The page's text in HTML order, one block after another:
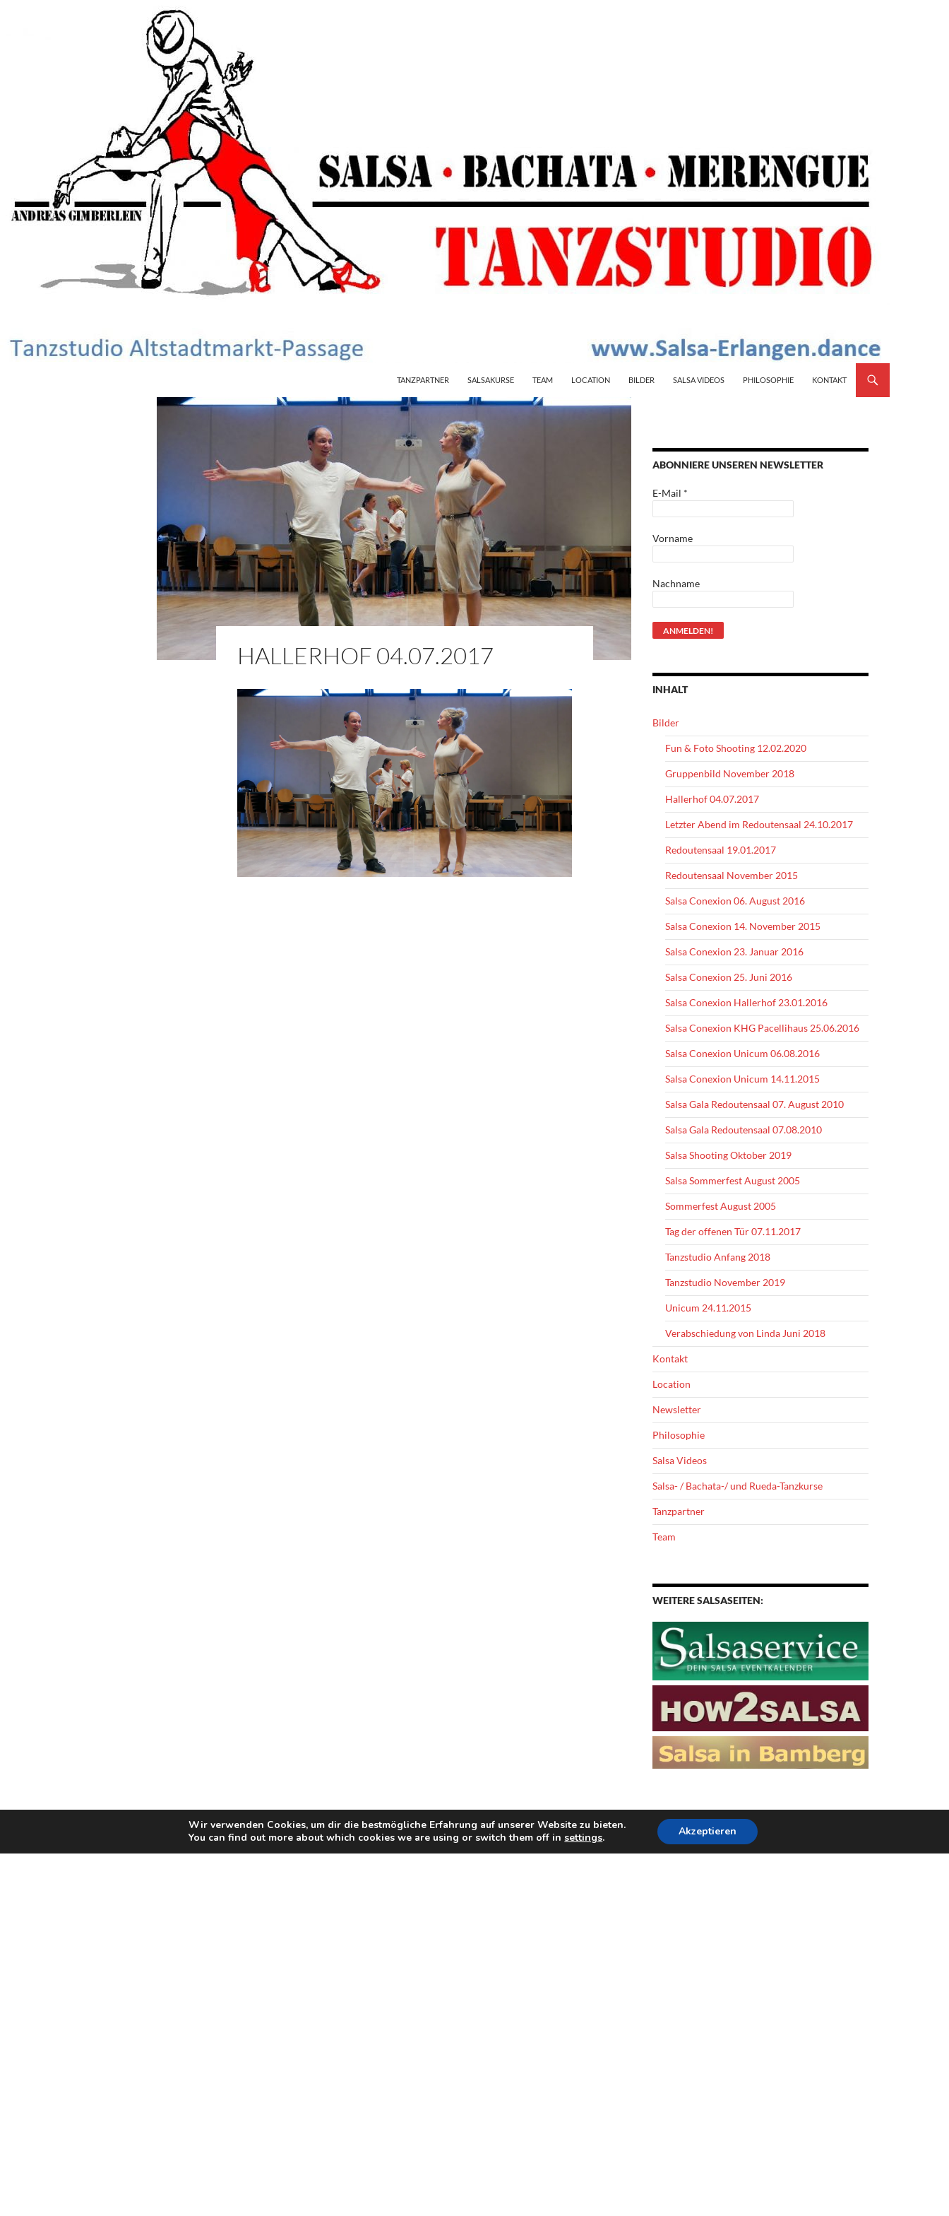
TANZPARTNER
SALSAKURSE TEAM LOCATION BILDER SALSA VIDEOS PHILOSOPHIE KONTAKT
HALLERHOF 04.07.2017
ABONNIERE UNSEREN NEWSLETTER
E-Mail *
Vorname
Nachname
INHALT
Bilder
Fun & Foto Shooting 12.02.2020
Gruppenbild November 2018
Hallerhof 04.07.2017
Letzter Abend im Redoutensaal 24.10.2017
Redoutensaal 19.01.2017
Redoutensaal November 2015
Salsa Conexion 06. August 2016
Salsa Conexion 14. November 2015
Salsa Conexion 23. Januar 2016
Salsa Conexion 25. Juni 2016
Salsa Conexion Hallerhof 23.01.2016
Salsa Conexion KHG Pacellihaus 25.06.2016
Salsa Conexion Unicum 06.08.2016
Salsa Conexion Unicum 14.11.2015
Salsa Gala Redoutensaal 07. August 2010
Salsa Gala Redoutensaal 07.08.2010
Salsa Shooting Oktober 2019
Salsa Sommerfest August 2005
Sommerfest August 2005
Tag der offenen Tür 07.11.2017
Tanzstudio Anfang 2018
Tanzstudio November 2019
Unicum 24.11.2015
Verabschiedung von Linda Juni 2018
Kontakt
Location
Newsletter
Philosophie
Salsa Videos
Salsa- / Bachata-/ und Rueda-Tanzkurse
Tanzpartner
Team
WEITERE SALSASEITEN:
Wir verwenden Cookies, um dir die bestmögliche Erfahrung auf unserer Website zu bieten.
You can find out more about which cookies we are using or switch them off insettings. Akzeptieren